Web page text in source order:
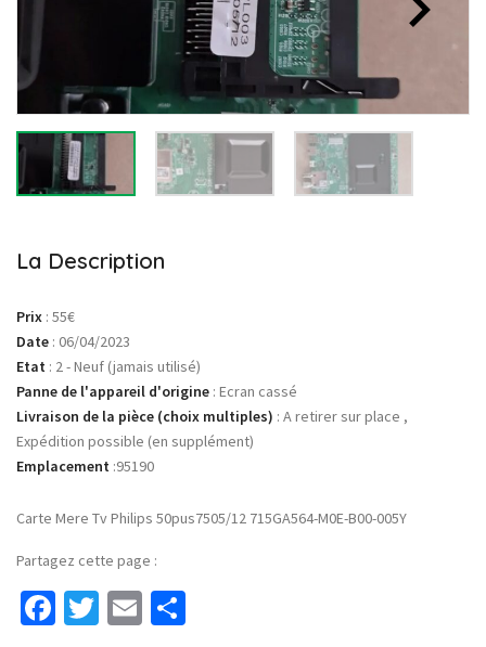
La Description
Prix : 55€
Date : 06/04/2023
Etat : 2 - Neuf (jamais utilisé)
Panne de l'appareil d'origine : Ecran cassé
Livraison de la pièce (choix multiples) : A retirer sur place ,
Expédition possible (en supplément)
Emplacement :95190
Carte Mere Tv Philips 50pus7505/12 715GA564-M0E-B00-005Y
Partagez cette page :
Facebook
Twitter
Email